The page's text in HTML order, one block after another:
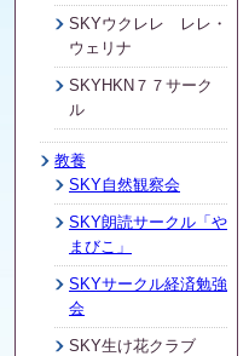
SKYウクレレ レレ・
ウェリナ
SKYHKN７７サーク
ル
教養
SKY自然観察会
SKY朗読サークル「や
まびこ」
SKYサークル経済勉強
会
SKY生け花クラブ